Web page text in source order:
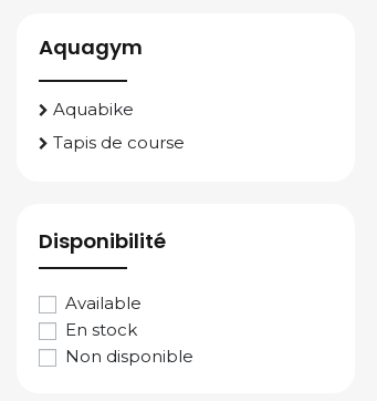
Aquagym
Aquabike
Tapis de course
Disponibilité
Available
En stock
Non disponible